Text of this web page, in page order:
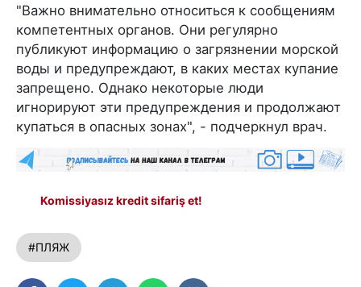
"Важно внимательно относиться к сообщениям
компетентных органов. Они регулярно
публикуют информацию о загрязнении морской
воды и предупреждают, в каких местах купание
запрещено. Однако некоторые люди
игнорируют эти предупреждения и продолжают
купаться в опасных зонах", - подчеркнул врач.
Komissiyasız kredit sifariş et!
#ПЛЯЖ